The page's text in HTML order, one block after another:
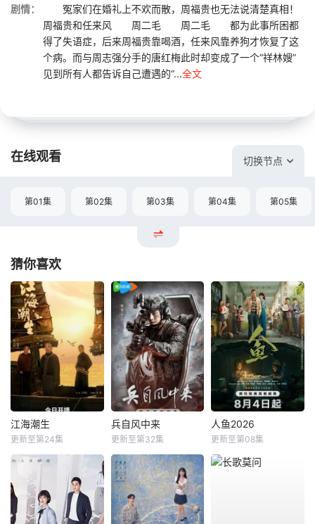
剧情：
冤家们在婚礼上不欢而散，周福贵也无法说清楚真相！
周福贵和任来风 周二毛 周二毛 都为此事所困都
得了失语症，后来周福贵靠喝酒，任来风靠养狗才恢复了这
个病。而与周志强分手的唐红梅此时却变成了一个“祥林嫂”
见到所有人都告诉自己遭遇的“...全文
在线观看 切换节点
第01集 第02集 第03集 第04集 第05集
猜你喜欢
江海潮生
更新至第24集
兵自风中来
更新至第32集
人鱼2026
更新至第08集